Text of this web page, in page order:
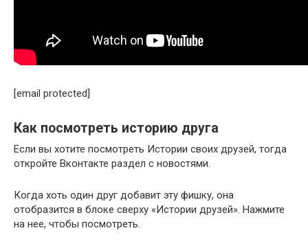
[email protected]
Как посмотреть историю друга
Если вы хотите посмотреть Истории своих друзей, тогда
откройте Вконтакте раздел с новостями.
Когда хоть один друг добавит эту фишку, она
отобразится в блоке сверху «Истории друзей». Нажмите
на нее, чтобы посмотреть.